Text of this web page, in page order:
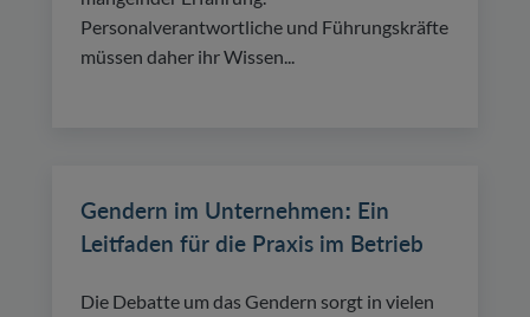
Personalverantwortliche und Führungskräfte
müssen daher ihr Wissen...
Gendern im Unternehmen: Ein
Leitfaden für die Praxis im Betrieb
Die Debatte um das Gendern sorgt in vielen